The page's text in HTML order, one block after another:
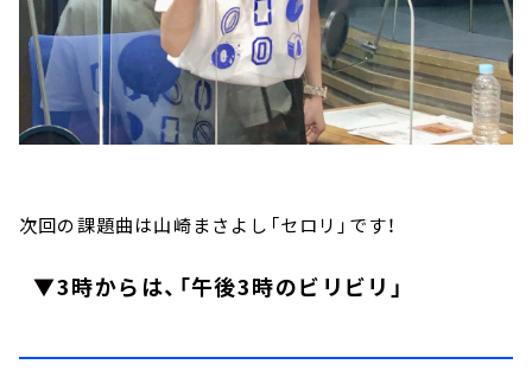
次回の課題曲は山崎まさよし「セロリ」です！
▼3時からは、「午後3時のビリビリ」